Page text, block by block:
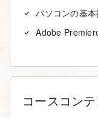
パソコンの基本
Adobe
コースコン